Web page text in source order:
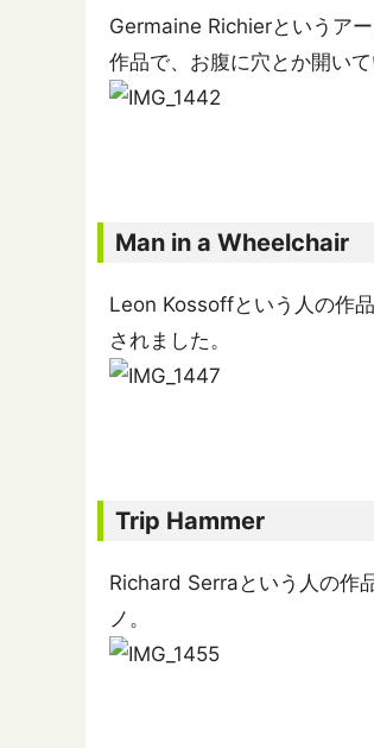
Germaine Richierというア
作品で、お腹に穴とか開い
Man in a Wheelchair
Leon Kossoffという人の作
されました。
Trip Hammer
Richard Serraという人の作
ノ。